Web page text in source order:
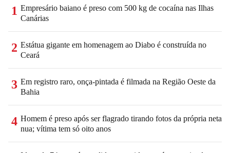
1 Empresário baiano é preso com 500 kg de cocaína nas Ilhas
Canárias
2 Estátua gigante em homenagem ao Diabo é construída no
Ceará
3 Em registro raro, onça-pintada é filmada na Região Oeste da
Bahia
4 Homem é preso após ser flagrado tirando fotos da própria neta
nua; vítima tem só oito anos